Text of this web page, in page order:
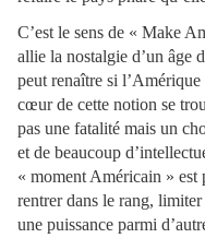
C’est le sens de « Make
allie la nostalgie d’un âge
peut renaître si
cœur de cette notion se
pas une fatalité mais un
et de beaucoup
« moment Américain » est
rentrer dans le rang, limiter
une puissance parmi